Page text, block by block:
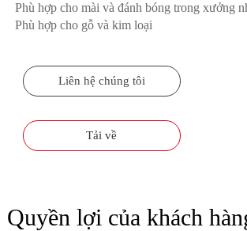
Phù hợp cho mài và đánh bóng trong xưởng
Phù hợp cho gỗ và kim loại
Liên hệ chúng tôi
Tải về
Quyền lợi của khách